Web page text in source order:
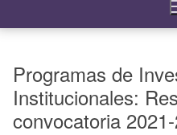
Programas de
Institucionales:
convocatoria